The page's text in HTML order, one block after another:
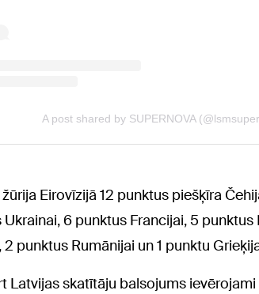
Eirovīzijā 12 punktus piešķīra
Ukrainai, 6 punktus Francijai, 5
punktus Rumānijai un 1 punktu
Latvijas skatītāju balsojums